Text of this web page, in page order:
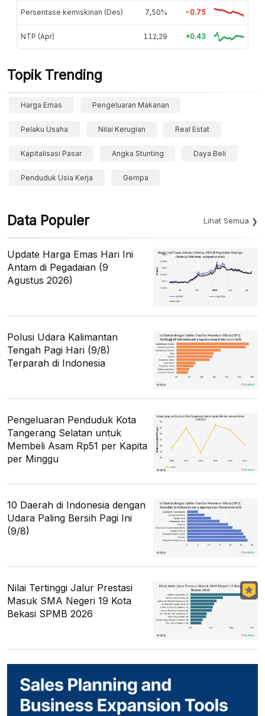
Persentase kemiskinan (Des) 7,50% -0.75
NTP (Apr) 112,29 +0.43
Topik Trending
Harga Emas Pengeluaran Makanan
Pelaku Usaha Nilai Kerugian Real Estat
Kapitalisasi Pasar Angka Stunting Daya Beli
Penduduk Usia Kerja Gempa
Data Populer Lihat Semua
Update Harga Emas Hari Ini
Antam di Pegadaian (9
Agustus 2026)
Polusi Udara Kalimantan
Tengah Pagi Hari (9/8)
Terparah di Indonesia
Pengeluaran Penduduk Kota
Tangerang Selatan untuk
Membeli Asam Rp51 per Kapita
per Minggu
10 Daerah di Indonesia dengan
Udara Paling Bersih Pagi Ini
(9/8)
Nilai Tertinggi Jalur Prestasi
Masuk SMA Negeri 19 Kota
Bekasi SPMB 2026